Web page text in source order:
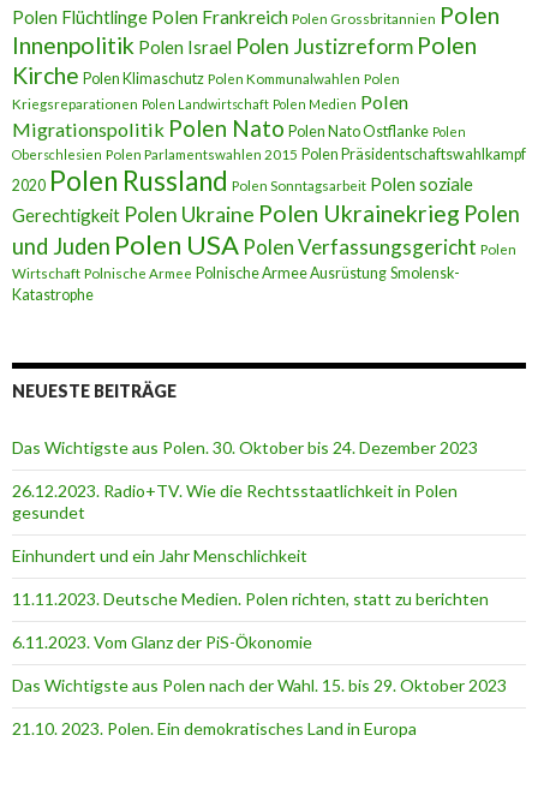
Polen Flüchtlinge Polen Frankreich Polen Grossbritannien Polen
Innenpolitik Polen Israel Polen Justizreform Polen
Kirche Polen Klimaschutz Polen Kommunalwahlen Polen
Kriegsreparationen Polen Landwirtschaft Polen Medien Polen
Migrationspolitik Polen Nato Polen Nato Ostflanke Polen
Oberschlesien Polen Parlamentswahlen 2015 Polen Präsidentschaftswahlkampf
2020 Polen Russland Polen Sonntagsarbeit Polen soziale
Gerechtigkeit Polen Ukraine Polen Ukrainekrieg Polen
und Juden Polen USA Polen Verfassungsgericht Polen
Wirtschaft Polnische Armee Polnische Armee Ausrüstung Smolensk-
Katastrophe
NEUESTE BEITRÄGE
Das Wichtigste aus Polen. 30. Oktober bis 24. Dezember 2023
26.12.2023. Radio+TV. Wie die Rechtsstaatlichkeit in Polen
gesundet
Einhundert und ein Jahr Menschlichkeit
11.11.2023. Deutsche Medien. Polen richten, statt zu berichten
6.11.2023. Vom Glanz der PiS-Ӧkonomie
Das Wichtigste aus Polen nach der Wahl. 15. bis 29. Oktober 2023
21.10. 2023. Polen. Ein demokratisches Land in Europa